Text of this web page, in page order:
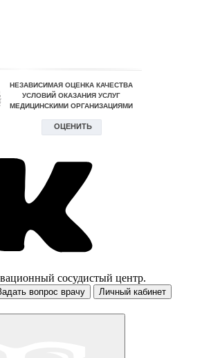
сосудистый центр.
вопрос врачу
Личный кабинет